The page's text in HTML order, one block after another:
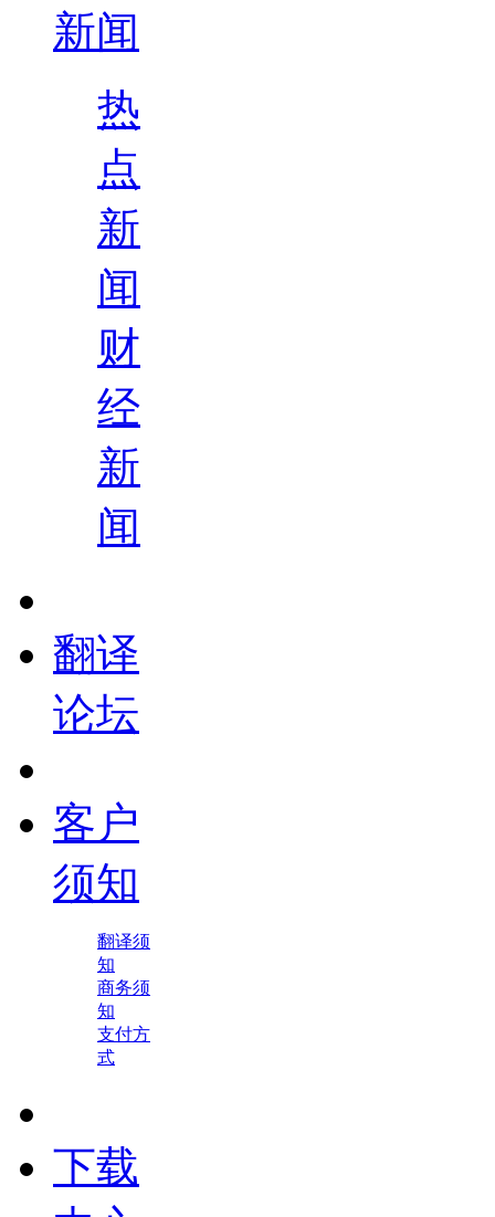
新闻
热
点
新
闻
财
经
新
闻
翻译
论坛
客户
须知
翻译须
知
商务须
知
支付方
式
下载